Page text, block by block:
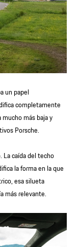
un papel
completamente
más baja y
Porsche.
La caída del techo
la forma en la que
esa silueta
más relevante.